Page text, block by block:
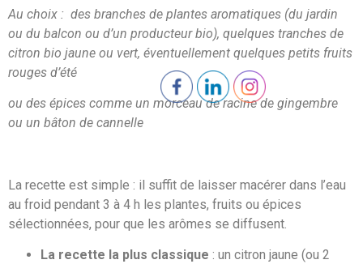
Au choix : des branches de plantes aromatiques (du jardin
ou du balcon ou d’un producteur bio), quelques tranches de
citron bio jaune ou vert, éventuellement quelques petits fruits
rouges d’été
ou des épices comme un morceau de racine de gingembre
ou un bâton de cannelle
La recette est simple : il suffit de laisser macérer dans l’eau
au froid pendant 3 à 4 h les plantes, fruits ou épices
sélectionnées, pour que les arômes se diffusent.
La recette la plus classique : un citron jaune (ou 2